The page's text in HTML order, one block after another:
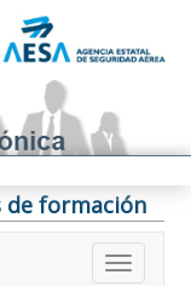
de formación